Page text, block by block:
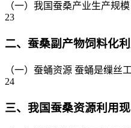
（一）我国蚕桑产业生产规
23
二、蚕桑副产物饲料化
（一）蚕蛹资源 蚕蛹是缫
24
三、我国蚕桑资源利用